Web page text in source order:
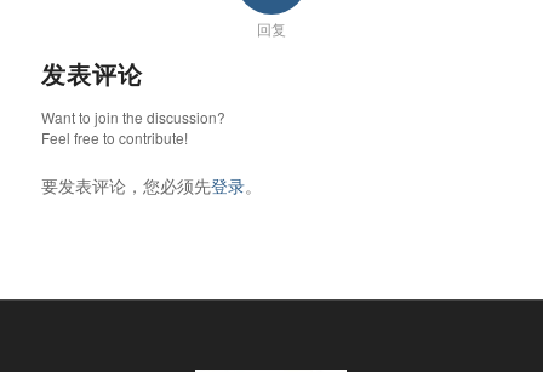
回复
发表评论
Want to join the discussion?
Feel free to contribute!
要发表评论，您必须先登录。